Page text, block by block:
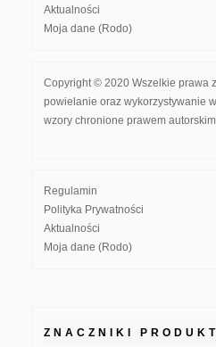
Aktualności
Moja dane (Rodo)
Copyright © 2020 Wszelkie prawa
powielanie oraz wykorzystywanie
wzory chronione prawem
Regulamin
Polityka Prywatności
Aktualności
Moja dane (Rodo)
ZNACZNIKI